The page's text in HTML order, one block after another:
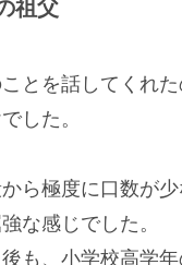
祖父
とを話してくれ
した。
ら極度に口数が
な感じでした。
も、小学校高学